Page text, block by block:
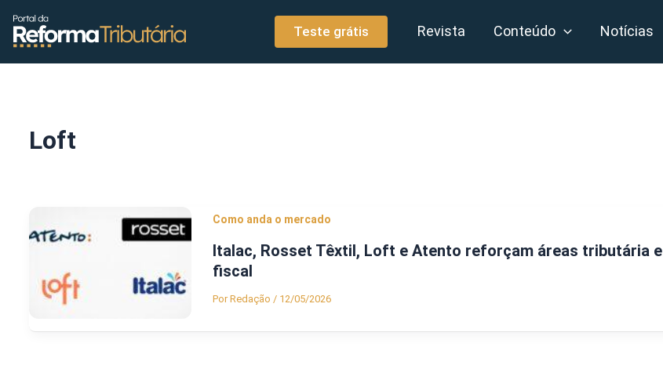
conteúdo
Teste grátis Revista Conteúdo Notícias
Loft
Como anda o mercado
Italac, Rosset Têxtil, Loft e Atento reforçam áreas tributária e
fiscal
PorRedação / 12/05/2026